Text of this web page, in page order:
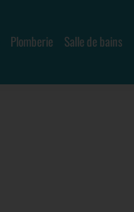
Plomberie Salle de bains